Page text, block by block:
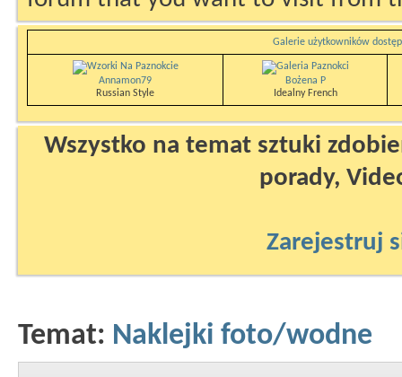
Galerie użytkowników
Annamon79
Russian Style
Bożena P
Idealny French
Wszystko na temat sztuki
porady,
Zarejestruj
Temat: Naklejki foto/wodne